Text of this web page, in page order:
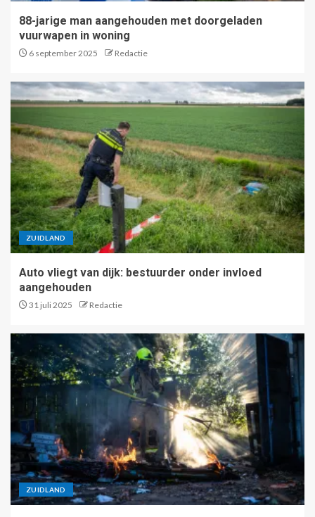
88-jarige man aangehouden met doorgeladen
vuurwapen in woning
6 september 2025 Redactie
ZUIDLAND
Auto vliegt van dijk: bestuurder onder invloed
aangehouden
31 juli 2025 Redactie
ZUIDLAND